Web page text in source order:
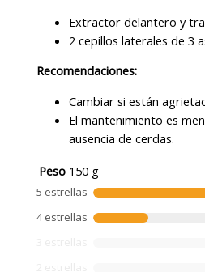
Extractor delantero y
2 cepillos laterales de 3
Recomendaciones:
Cambiar si están
El mantenimiento es
ausencia de cerdas.
Peso 150 g
5 estrellas
4 estrellas